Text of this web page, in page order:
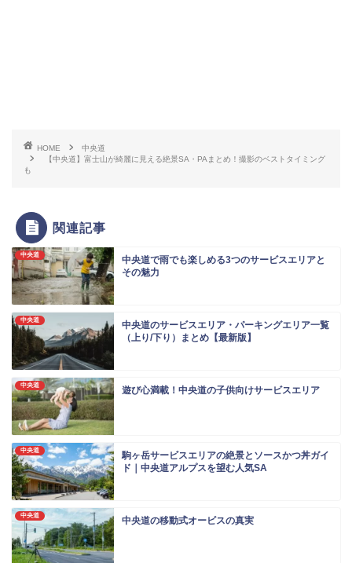
HOME
中央道
【中央道】富士山が綺麗に見える絶景SA・PAまとめ！撮影のベストタイミング
も
関連記事
中央道
中央道で雨でも楽しめる3つのサービスエリアと
その魅力
中央道
中央道のサービスエリア・パーキングエリア一覧
（上り/下り）まとめ【最新版】
中央道 遊び心満載！中央道の子供向けサービスエリア
中央道
駒ヶ岳サービスエリアの絶景とソースかつ丼ガイ
ド｜中央道アルプスを望む人気SA
中央道 中央道の移動式オービスの真実